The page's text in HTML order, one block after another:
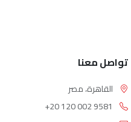
تواصل معنا
القاهرة، مصر
+20 120 002 9581